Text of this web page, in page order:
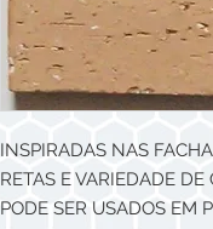
INSPIRADAS NAS
RETAS E VARIEDADE DE
PODE SER USADOS EM